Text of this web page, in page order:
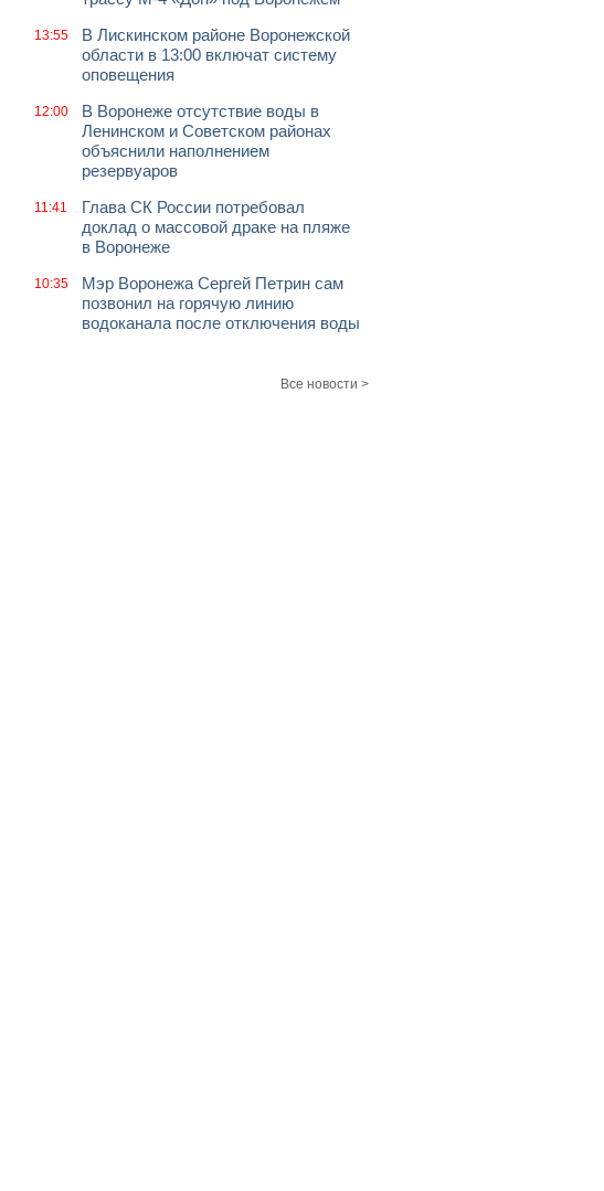
13:55
В Лискинском районе Воронежской
области в 13:00 включат систему
оповещения
12:00
В Воронеже отсутствие воды в
Ленинском и Советском районах
объяснили наполнением
резервуаров
11:41
Глава СК России потребовал
доклад о массовой драке на пляже
в Воронеже
10:35
Мэр Воронежа Сергей Петрин сам
позвонил на горячую линию
водоканала после отключения воды
Все новости >